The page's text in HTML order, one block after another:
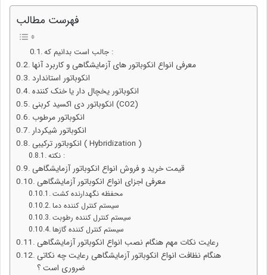
فهرست مطالب
جالب است بدانیم که :
معرفی انواع انکوباتور های آزمایشگاهی و کاربرد آنها
انکوباتور استاندارد
انکوباتور یخچال دار یا خنک کننده
انکوباتور دی اکسید کربنی (CO2)
انکوباتور مرطوب
انکوباتور شیکردار
انکوباتور ترکیبی ( Hybridization )
نکته :
قیمت خرید و فروش انواع انکوباتور آزمایشگاهی
معرفی اجزای انواع انکوباتور آزمایشگاهی
محفظه نگهدارنده کشت‌
سیستم کنترل کننده دما
سیستم کنترل کننده رطوبت
سیستم کنترل کننده گازها
رعایت نکات مهم هنگام نصب انواع انکوباتور آزمایشگاهی
هنگام نظافت انواع انکوباتور آزمایشگاهی رعایت چه نکاتی
ضروری است ؟